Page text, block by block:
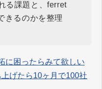
る課題と、ferret
きるのかを整理
に困ったらみて欲しい
げたら10ヶ月で100社